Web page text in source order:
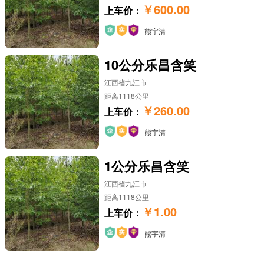
上车价： ￥600.00
熊宇清
10公分乐昌含笑
江西省九江市
距离1118公里
上车价： ￥260.00
熊宇清
1公分乐昌含笑
江西省九江市
距离1118公里
上车价： ￥1.00
熊宇清